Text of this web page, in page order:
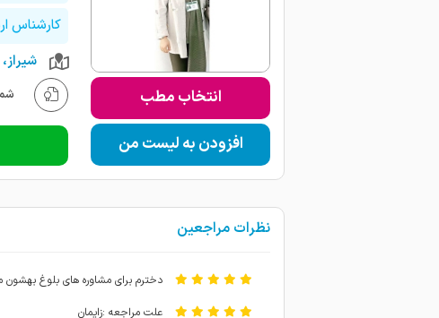
انتخاب مطب
افزودن به لیست من
کارشناس
نظرات مراجعین
دخترم برای مشاوره های بلوغ
علت مراجعه :زایمان